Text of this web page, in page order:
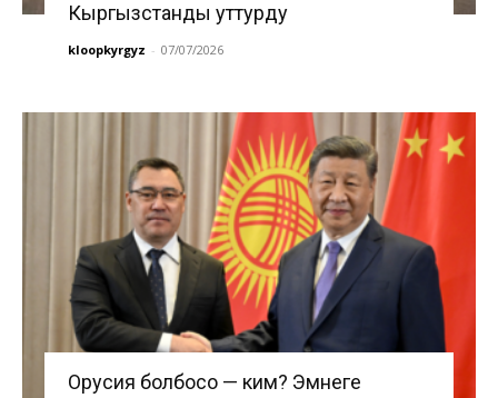
Кыргызстанды уттурду
kloopkyrgyz - 07/07/2026
Орусия болбосо — ким? Эмнеге